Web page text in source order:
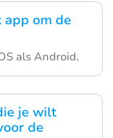
om de
als Android.
je wilt
de